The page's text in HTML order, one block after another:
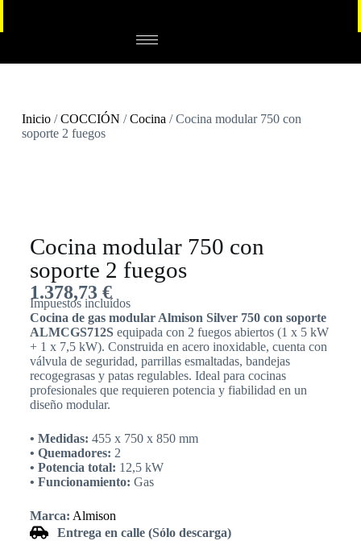
Inicio/COCCIÓN /Cocina / Cocina modular 750 con
soporte 2 fuegos
Cocina modular 750 con
soporte 2 fuegos
1.378,73 €
Impuestos incluídos
Cocina de gas modular Almison Silver 750 con soporte
ALMCGS712Sequipada con 2 fuegos abiertos (1 x 5 kW
+ 1 x 7,5 kW). Construida en acero inoxidable, cuenta con
válvula de seguridad, parrillas esmaltadas, bandejas
recogegrasas y patas regulables. Ideal para cocinas
profesionales que requieren potencia y fiabilidad en un
diseño modular.
• Medidas: 455 x 750 x 850 mm
• Quemadores: 2
• Potencia total: 12,5 kW
• Funcionamiento: Gas
Marca: Almison
Entrega en calle (Sólo descarga)